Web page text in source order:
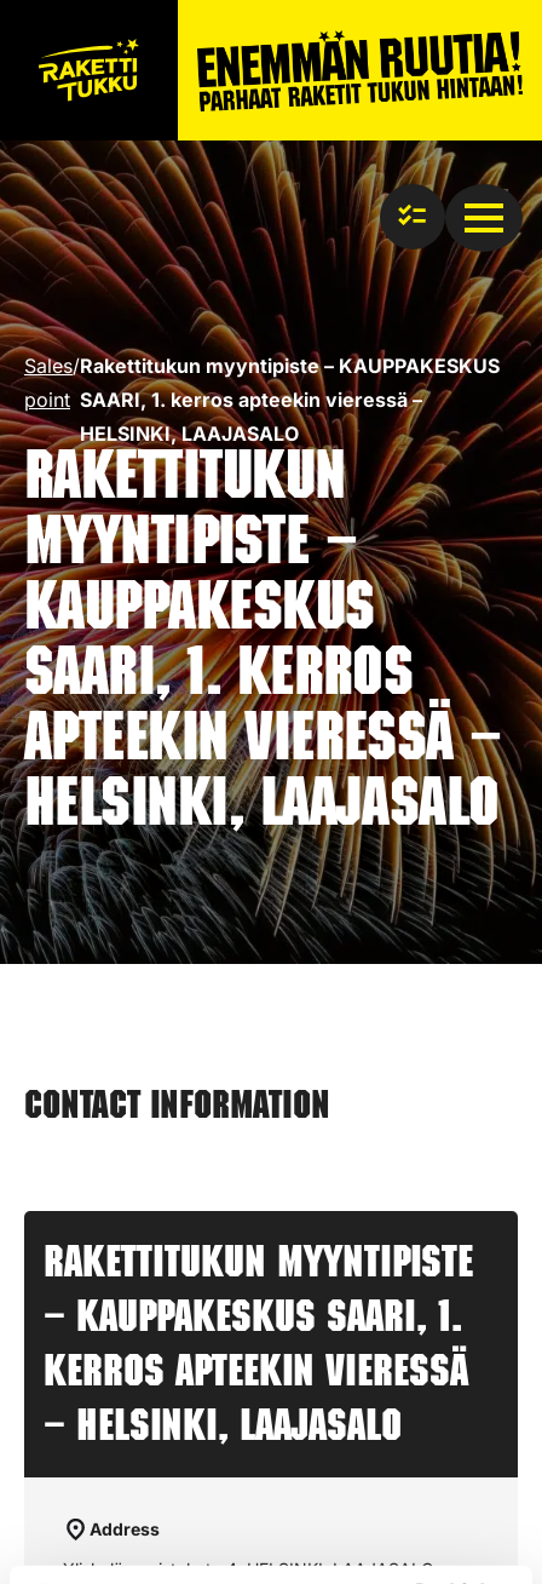
Sales
point
/Rakettitukun myyntipiste – KAUPPAKESKUS
SAARI, 1. kerros apteekin vieressä –
HELSINKI, LAAJASALO
Rakettitukun
myyntipiste –
KAUPPAKESKUS
SAARI, 1. kerros
apteekin vieressä –
HELSINKI, LAAJASALO
Contact information
Rakettitukun myyntipiste
– KAUPPAKESKUS SAARI, 1.
kerros apteekin vieressä
– HELSINKI, LAAJASALO
Address
Yliskylän puistokatu 4, HELSINKI, LAAJASALO